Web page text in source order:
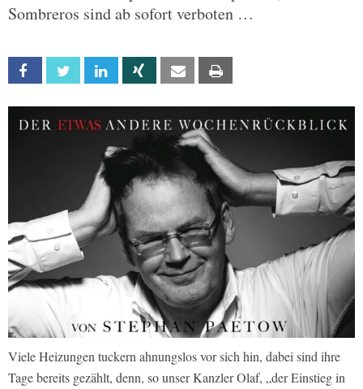
Sombreros sind ab sofort verboten …
Facebook Twitter Linkedin Xing Email
Viele Heizungen tuckern ahnungslos vor sich hin, dabei sind ihre
Tage bereits gezählt, denn, so unser Kanzler Olaf, „der Einstieg in